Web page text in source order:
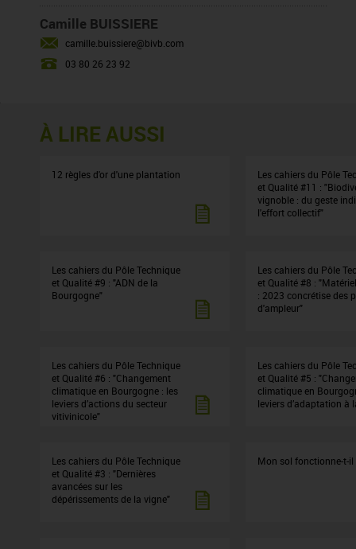
Camille BUISSIERE
camille.buissiere@bivb.com
03 80 26 23 92
À LIRE AUSSI
12 règles d'or d'une plantation
Les cahiers du Pôle
et Qualité #11 :
vignoble : du geste
l'effort collectif"
Les cahiers du Pôle Technique
et Qualité #9 : "ADN de la
Bourgogne"
Les cahiers du Pôle
et Qualité #8 :
: 2023 concrétise des
d'ampleur"
Les cahiers du Pôle Technique
et Qualité #6 : "Changement
climatique en Bourgogne : les
leviers d’actions du secteur
vitivinicole"
Les cahiers du Pôle
et Qualité #5 :
climatique en
leviers d’adaptation à
Les cahiers du Pôle Technique
et Qualité #3 : "Dernières
avancées sur les
dépérissements de la vigne"
Mon sol fonctionne-t-il